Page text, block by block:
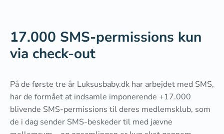
17.000 SMS-permissions kun
via check-out
På de første tre år Luksusbaby.dk har arbejdet med SMS,
har de formået at indsamle imponerende +17.000
blivende SMS-permissions til deres medlemsklub, som
de i dag sender SMS-beskeder til med jævne